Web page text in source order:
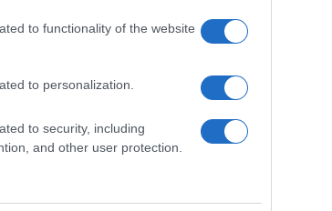
to functionality of the website
to personalization.
to security, including
and other user protection.
mentre guidi?
il
leggerezza e
il casco e